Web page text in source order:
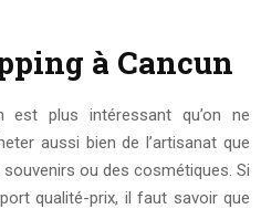
à Cancun
est plus intéressant qu’on ne
aussi bien de l’artisanat que
ou des cosmétiques. Si
qualité-prix, il faut savoir que